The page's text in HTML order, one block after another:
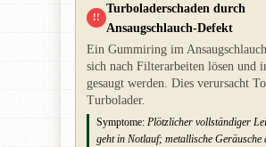
!!
Turboladerschaden durch
Ansaugschlauch-Defekt
Ein Gummiring im
sich nach Filterarbeiten lösen und
gesaugt werden. Dies verursacht
Turbolader.
Symptome: Plötzlicher vollständiger
geht in Notlauf; metallische Geräusche